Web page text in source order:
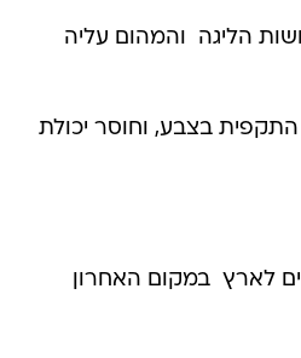
הליגה  והמהום עליה
התקפית בצבע, וחוסר יכולת
לארץ  במקום האחרון